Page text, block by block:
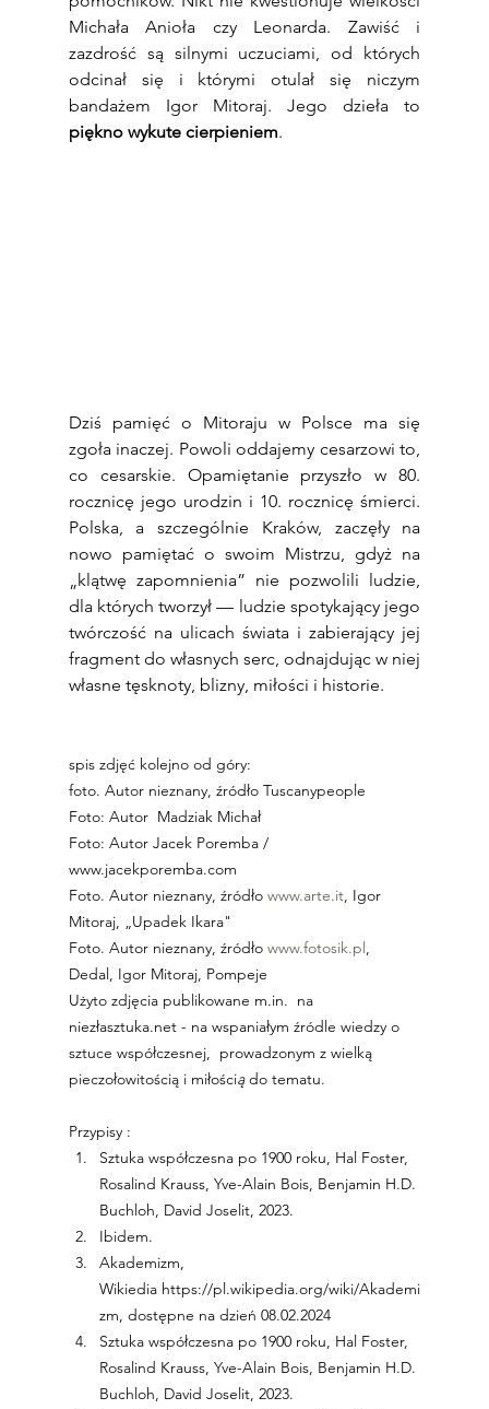
Michała Anioła czy Leonarda. Zawiść i
zazdrość są silnymi uczuciami, od których
odcinał się i którymi otulał się niczym
piękno wykute cierpieniem.
Dziś pamięć o Mitoraju w Polsce ma się
zgoła inaczej. Powoli oddajemy cesarzowi to,
co cesarskie. Opamiętanie przyszło w 80.
rocznicę jego urodzin i 10. rocznicę śmierci.
Polska, a szczególnie Kraków, zaczęły na
nowo pamiętać o swoim Mistrzu, gdyż na
„klątwę zapomnienia” nie pozwolili ludzie,
dla których tworzył — ludzie spotykający jego
twórczość na ulicach świata i zabierający jej
fragment do własnych serc, odnajdując w niej
własne tęsknoty, blizny, miłości i historie.
spis zdjęć kolejno od góry:
foto. Autor nieznany, źródło Tuscanypeople
Foto: Autor  Madziak Michał
Foto: Autor Jacek Poremba /
www.jacekporemba.com
Foto. Autor nieznany, źródło www.arte.it, Igor
Mitoraj, „Upadek Ikara"
Foto. Autor nieznany, źródło www.fotosik.pl,
Dedal, Igor Mitoraj, Pompeje
Użyto zdjęcia publikowane m.in.  na
niezłasztuka.net - na wspaniałym źródle wiedzy o
sztuce współczesnej,  prowadzonym z wielką
pieczołowitością i miłością do tematu.
Przypisy :
Sztuka współczesna po 1900 roku, Hal Foster,
Rosalind Krauss, Yve-Alain Bois, Benjamin H.D.
Buchloh, David Joselit, 2023.
Ibidem.
Akademizm,
Wikiedia https://pl.wikipedia.org/wiki/Akademi
zm, dostępne na dzień 08.02.2024
Sztuka współczesna po 1900 roku, Hal Foster,
Rosalind Krauss, Yve-Alain Bois, Benjamin H.D.
Buchloh, David Joselit, 2023.